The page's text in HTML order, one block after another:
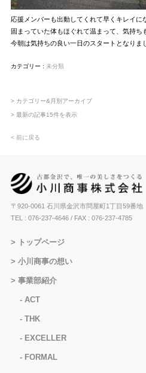
応援メンバーも出動してくれて早くキレイに
固まっていた体もほぐれて温まって、気持ち
今朝は気持ちの良い一日のスタートとなりま
カテゴリー : 未分類
> カテゴリー&月別アーカイブ
> 最新の記事15件を表示
< 前に戻る
〒920-0061 石川県金沢市問屋町1丁目59番地
TEL : 076-237-4646/ FAX : 076-237-4785
トップページ
小川商事の想い
事業部紹介
ACT
THK
EXCELLER
FORMAL